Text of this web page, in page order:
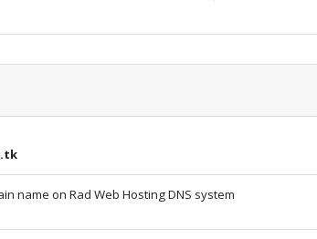
name on Rad Web Hosting DNS system